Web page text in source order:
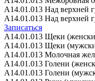
А14.01.013 Над верхней
А14.01.013 Над верхней
Записаться
А14.01.013 Щеки
А14.01.013 Щеки
А14.01.013 Молочная
А14.01.013 Голени
А14.01.013 Голени